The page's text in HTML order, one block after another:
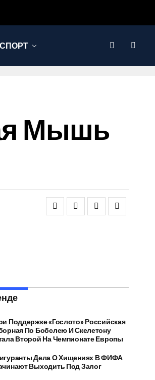
СПОРТ
Мышь
Поддержке «Гослото» Российская
По Бобслею И Скелетону
Второй На Чемпионате Европы
Дела О Хищениях В ФИФА
Выходить Под Залог